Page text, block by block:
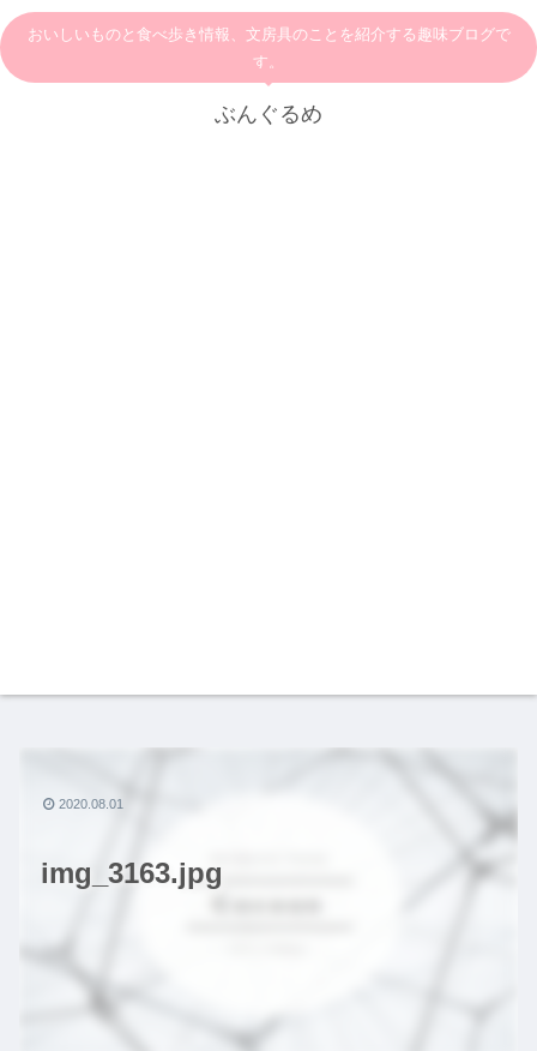
おいしいものと食べ歩き情報、文房具のことを紹介する趣味ブログで
す。
ぶんぐるめ
img_3163.jpg
2020.08.01